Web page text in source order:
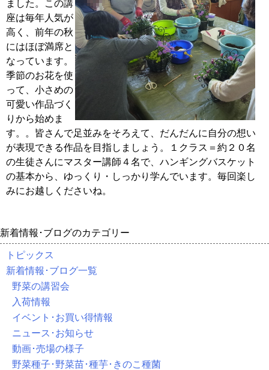
座は毎年人気が
高く、前年の秋
にはほぼ満席と
なっています。
季節のお花を使
って、小さめの
可愛い作品づく
りから始めま
す。。皆さんで足並みをそろえて、だんだんに自分の想い
が表現できる作品を目指しましょう。１クラス＝約２０名
の生徒さんにマスター講師４名で、ハンギングバスケット
の基本から、ゆっくり・しっかり学んでいます。毎回楽し
みにお越しくださいね。
新着情報･ブログのカテゴリー
トピックス
新着情報･ブログ一覧
野菜の講習会
入荷情報
イベント･お買い得情報
ニュース･お知らせ
動画･売場の様子
野菜種子･野菜苗･種芋･きのこ種菌